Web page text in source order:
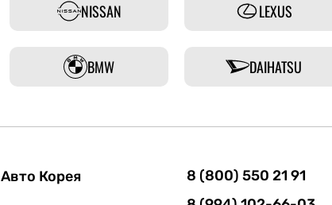
NISSAN LEXUS
BMW DAIHATSU
Авто Корея
8 (800) 550 21 91